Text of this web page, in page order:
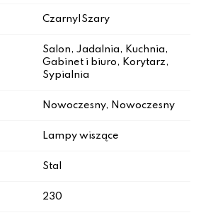
Czarny|Szary
Salon, Jadalnia, Kuchnia,
Gabinet i biuro, Korytarz,
Sypialnia
Nowoczesny, Nowoczesny
Lampy wiszące
Stal
230